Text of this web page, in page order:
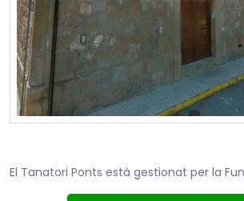
El Tanatori Ponts està gestionat per la